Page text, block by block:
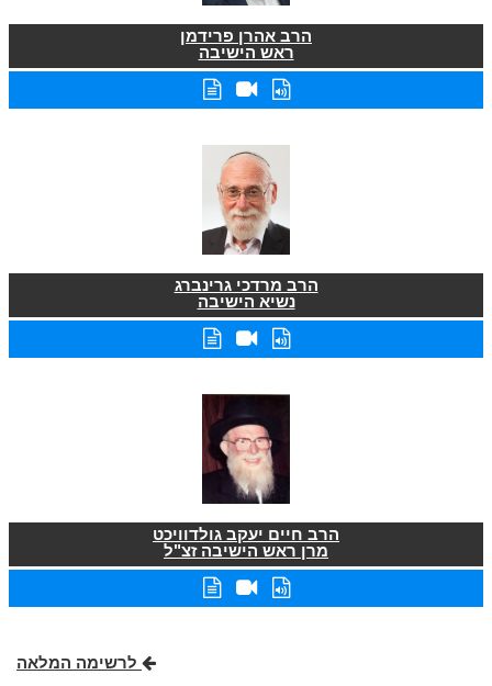
הרב אהרן פרידמן
ראש הישיבה
הרב מרדכי גרינברג
נשיא הישיבה
הרב חיים יעקב גולדוויכט
מרן ראש הישיבה זצ"ל
לרשימה המלאה